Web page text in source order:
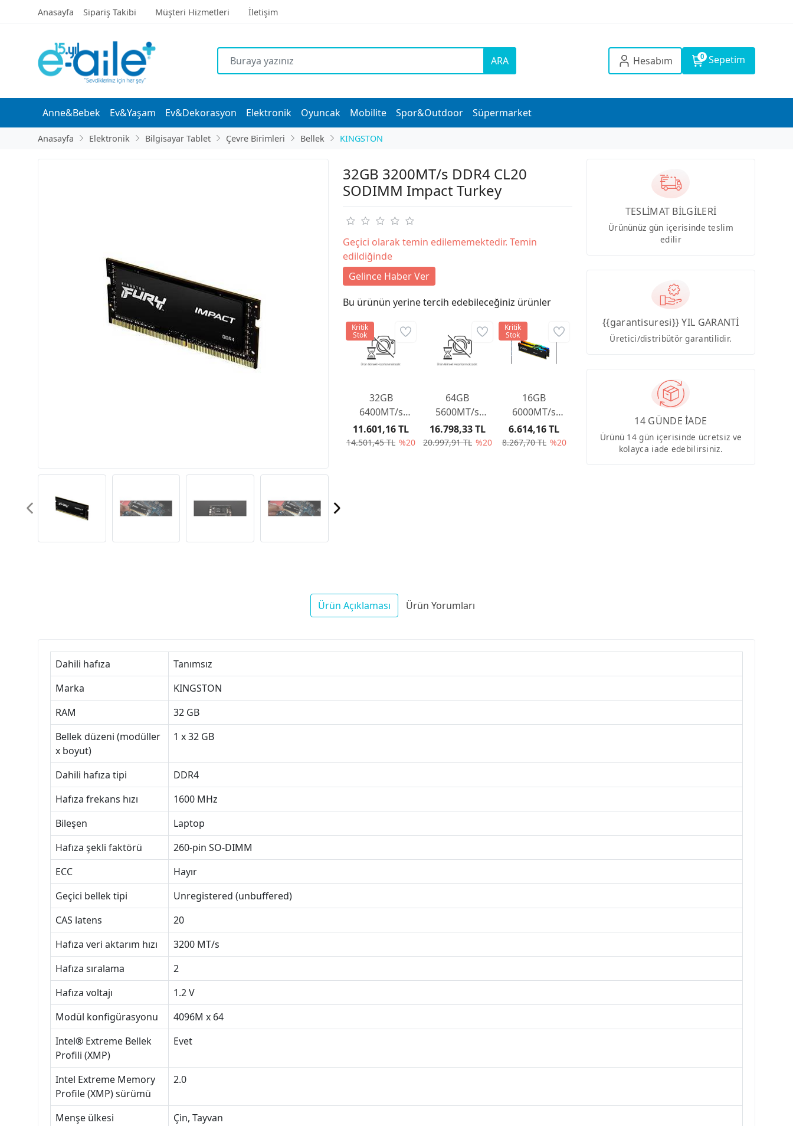
Anasayfa Sipariş Takibi Müşteri Hizmetleri İletişim
ARA Hesabım 0 Sepetim
Anne&Bebek Ev&Yaşam Ev&Dekorasyon Elektronik Oyuncak Mobilite Spor&Outdoor Süpermarket
Anasayfa Elektronik Bilgisayar Tablet Çevre Birimleri Bellek KINGSTON
32GB 3200MT/s DDR4 CL20
SODIMM Impact Turkey
Geçici olarak temin edilememektedir. Temin
edildiğinde
Gelince Haber Ver
Bu ürünün yerine tercih edebileceğiniz ürünler
32GB
6400MT/s
DDR5 CL32
DIMM Beast
14.501,45 TL %20
11.601,16 TL
Kritik
Stok
64GB
5600MT/s
DDR5 CL36
DIMM (Kit of
20.997,91 TL %20
16.798,33 TL
16GB
6000MT/s
DDR5 CL36
DIMM (Kit of
8.267,70 TL %20
6.614,16 TL
Kritik
Stok
TESLİMAT BİLGİLERİ
Ürününüz gün içerisinde teslim
edilir
{{garantisuresi}} YIL GARANTİ
Üretici/distribütör garantilidir.
14 GÜNDE İADE
Ürünü 14 gün içerisinde ücretsiz ve
kolayca iade edebilirsiniz.
Ürün Açıklaması Ürün Yorumları
Dahili hafıza
Tanımsız
Marka
KINGSTON
RAM
32 GB
Bellek düzeni (modüller
x boyut)
1 x 32 GB
Dahili hafıza tipi
DDR4
Hafıza frekans hızı
1600 MHz
Bileşen
Laptop
Hafıza şekli faktörü
260-pin SO-DIMM
ECC
Hayır
Geçici bellek tipi
Unregistered (unbuffered)
CAS latens
20
Hafıza veri aktarım hızı
3200 MT/s
Hafıza sıralama
2
Hafıza voltajı
1.2 V
Modül konfigürasyonu
4096M x 64
Intel® Extreme Bellek
Profili (XMP)
Evet
Intel Extreme Memory
Profile (XMP) sürümü
2.0
Menşe ülkesi
Çin, Tayvan